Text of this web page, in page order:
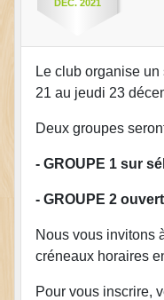
DÉC. 2021
Le club organise
21 au jeudi 23
Deux groupes
- GROUPE 1 sur
- GROUPE 2
Nous vous invitons
créneaux horaires
Pour vous inscrire,